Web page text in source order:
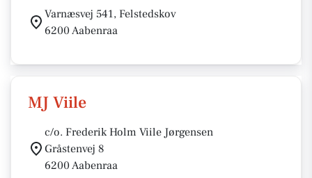
Varnæsvej 541, Felstedskov
6200 Aabenraa
MJ Viile
c/o. Frederik Holm Viile Jørgensen
Gråstenvej 8
6200 Aabenraa